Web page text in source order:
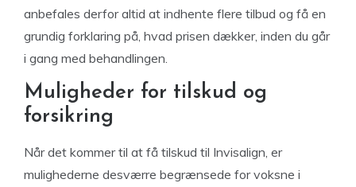
anbefales derfor altid at indhente flere tilbud og få en
grundig forklaring på, hvad prisen dækker, inden du går
i gang med behandlingen.
Muligheder for tilskud og
forsikring
Når det kommer til at få tilskud til Invisalign, er
mulighederne desværre begrænsede for voksne i